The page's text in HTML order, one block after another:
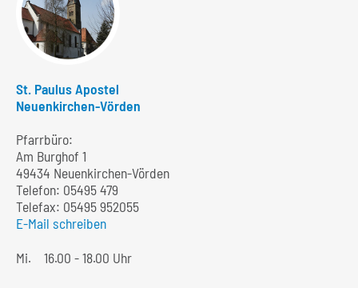
St. Paulus Apostel
Neuenkirchen-Vörden
Pfarrbüro:
Am Burghof 1
49434 Neuenkirchen-Vörden
Telefon: 05495 479
Telefax: 05495 952055
E-Mail schreiben
Mi.
16.00 - 18.00 Uhr